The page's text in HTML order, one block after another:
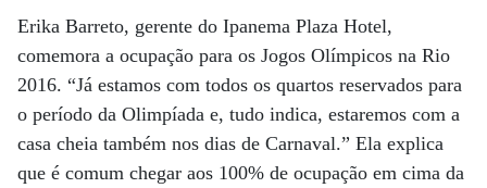
Erika Barreto, gerente do Ipanema Plaza Hotel,
comemora a ocupação para os Jogos Olímpicos na Rio
2016. “Já estamos com todos os quartos reservados para
o período da Olimpíada e, tudo indica, estaremos com a
casa cheia também nos dias de Carnaval.” Ela explica
que é comum chegar aos 100% de ocupação em cima da